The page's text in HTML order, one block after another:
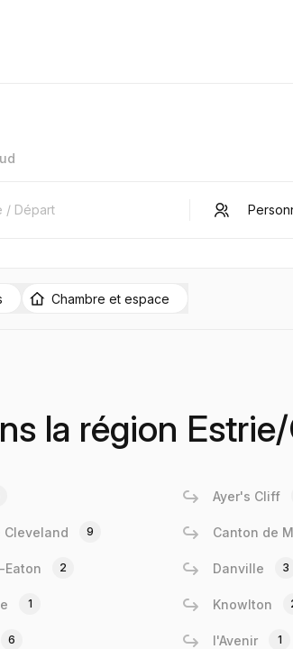
Chambre et espace
la région
Ayer's Cliff
Cleveland 9 Canton de
Eaton 2 Danville 3
1 Knowlton
6 l'Avenir 1